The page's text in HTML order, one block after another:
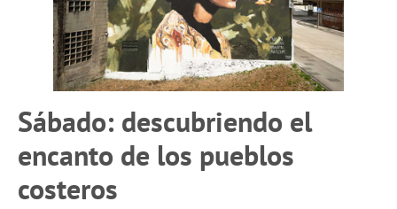
Sábado: descubriendo el
encanto de los pueblos
costeros